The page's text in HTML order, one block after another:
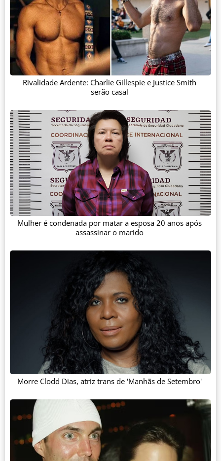
Rivalidade Ardente: Charlie Gillespie e Justice Smith
serão casal
Mulher é condenada por matar a esposa 20 anos após
assassinar o marido
Morre Clodd Dias, atriz trans de 'Manhãs de Setembro'